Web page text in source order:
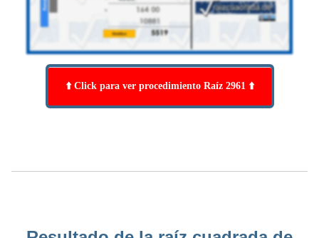
⬆️ Click para ver procedimiento Raíz 2961 ⬆️